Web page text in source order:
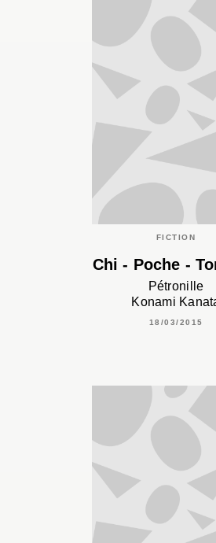
FICTION
Chi - Poche -
Pétronille
Konami
18/03/2015